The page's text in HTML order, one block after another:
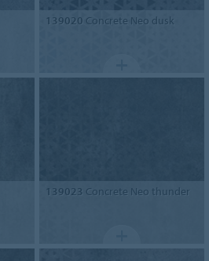
139020 Concrete Neo dusk
139023 Concrete Neo thunder